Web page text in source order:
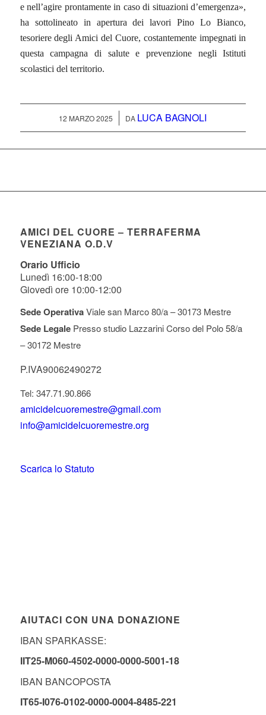
e nell’agire prontamente in caso di situazioni d’emergenza»,
ha sottolineato in apertura dei lavori Pino Lo Bianco,
tesoriere degli Amici del Cuore, costantemente impegnati in
questa campagna di salute e prevenzione negli Istituti
scolastici del territorio.
12 MARZO 2025
/ DA LUCA BAGNOLI
AMICI DEL CUORE – TERRAFERMA
VENEZIANA O.D.V
Orario Ufficio
Lunedì 16:00-18:00
Giovedì ore 10:00-12:00
Sede OperativaViale san Marco 80/a – 30173 Mestre
Sede LegalePresso studio Lazzarini Corso del Polo 58/a
– 30172 Mestre
P.IVA90062490272
Tel: 347.71.90.866
amicidelcuoremestre@gmail.com
info@amicidelcuoremestre.org
Scarica lo Statuto
AIUTACI CON UNA DONAZIONE
IBAN SPARKASSE:
IIT25-M060-4502-0000-0000-5001-18
IBAN BANCOPOSTA
IT65-I076-0102-0000-0004-8485-221